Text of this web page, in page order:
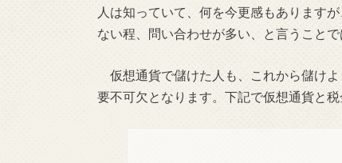
人は知っていて、何を今更感もあります
ない程、問い合わせが多い、と言うことで
仮想通貨で儲けた人も、これから儲け
要不可欠となります。下記で仮想通貨と